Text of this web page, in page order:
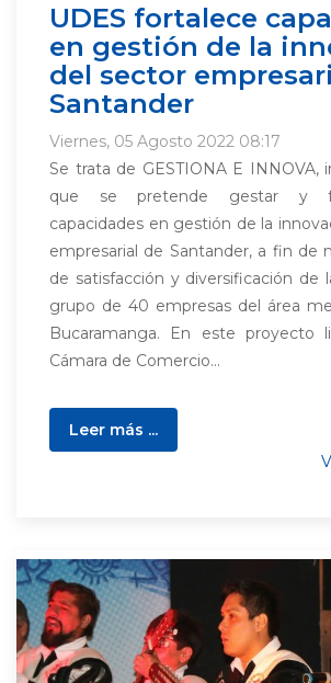
UDES fortalece
en gestión de la
del sector
Santander
Viernes, 05 Agosto 2022 08:17
Se trata de GESTIONA E INNOVA,
que se pretende gestar y
capacidades en gestión de la
empresarial de Santander, a fin de
de satisfacción y diversificación de
grupo de 40 empresas del área
Bucaramanga. En este proyecto
Cámara de Comercio...
Leer más ...